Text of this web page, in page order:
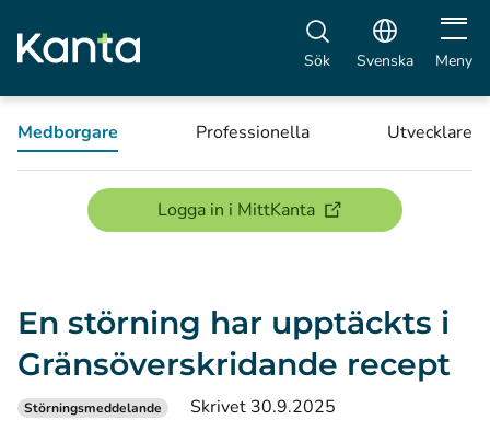
Sök Svenska Öppna
Meny
Medborgare Professionella Utvecklare
Logga in i MittKanta(öppnas i ett nytt
En störning har upptäckts i
Gränsöverskridande recept
Störningsmeddelande Skrivet 30.9.2025